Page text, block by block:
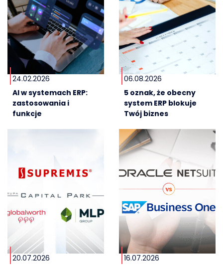
24.02.2026
AI w systemach ERP:
zastosowania i
funkcje
06.08.2026
5 oznak, że obecny
system ERP blokuje
Twój biznes
20.07.2026
16.07.2026